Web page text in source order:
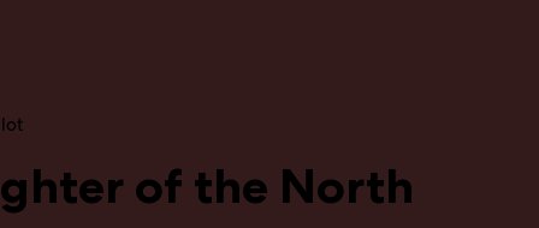
of the North